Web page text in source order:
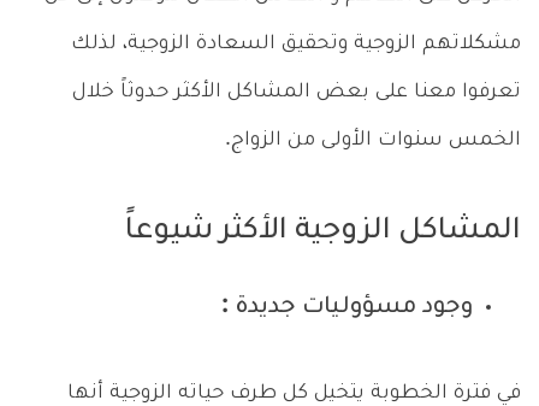
مشكلاتهم الزوجية وتحقيق السعادة الزوجية، لذلك
تعرفوا معنا على بعض المشاكل الأكثر حدوثاً خلال
الخمس سنوات الأولى من الزواج.
المشاكل الزوجية الأكثر شيوعاً
وجود مسؤوليات جديدة :
في فترة الخطوبة يتخيل كل طرف حياته الزوجية أنها